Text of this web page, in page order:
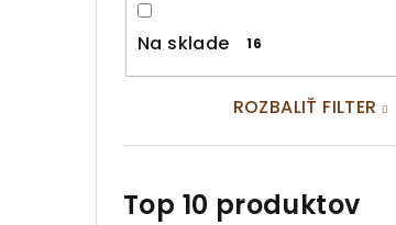
Na sklade 16
ROZBALIŤ FILTER
Top 10 produktov